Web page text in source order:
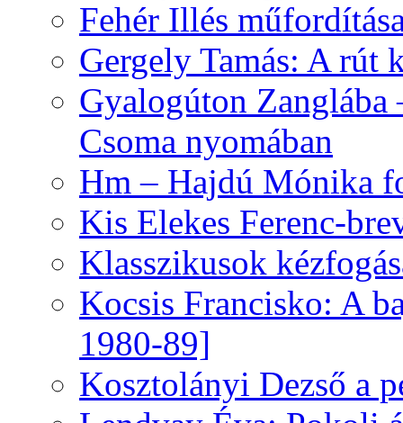
Fehér Illés
Gergely Tamás: A rút
Gyalogúton Zanglába
Csoma nyomában
Hm – Hajdú Mónika
Kis Elekes Ferenc-
Klasszikusok
Kocsis Francisko: A
1980-89]
Kosztolányi Dezső a